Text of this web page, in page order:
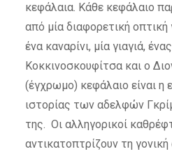
κεφάλαια. Κάθε κεφάλαιο
από μία διαφορετική οπτική
ένα καναρίνι, μία γιαγιά,
Κοκκινοσκουφίτσα και ο
(έγχρωμο) κεφάλαιο είναι η
ιστορίας των αδελφών
της. Οι αλληγορικοί
αντικατοπτρίζουν τη